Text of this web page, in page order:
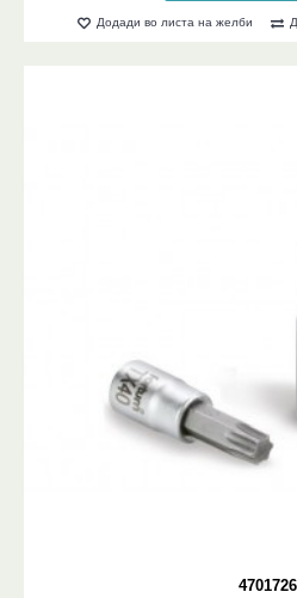
Додади во листа на желби
4701726